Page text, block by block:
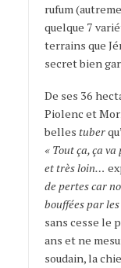
rufum
quelque 7
terrains que
secret bien
De ses 36
Piolenc et
belles tuber
« Tout ça, ça
et très loin…
de pertes car
bouffées par
sans cesse le
ans et ne
soudain, la